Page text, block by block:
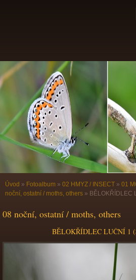
Úvod » Fotoalbum » 02 HMYZ / INSECT » 01
noční, ostatní / moths, others » BĚLOKŘÍDLEC
08 noční, ostatní / moths, others
BĚLOKŘÍDLEC LUČNÍ 1